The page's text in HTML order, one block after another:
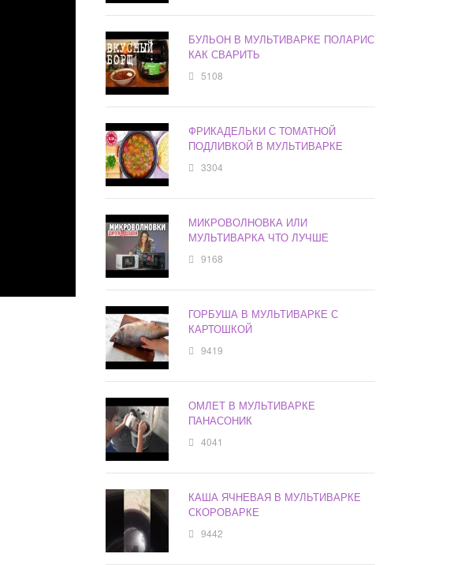
БУЛЬОН В МУЛЬТИВАРКЕ ПОЛАРИС
КАК СВАРИТЬ
5108
ФРИКАДЕЛЬКИ С ТОМАТНОЙ
ПОДЛИВКОЙ В МУЛЬТИВАРКЕ
3304
МИКРОВОЛНОВКА ИЛИ
МУЛЬТИВАРКА ЧТО ЛУЧШЕ
9168
ГОРБУША В МУЛЬТИВАРКЕ С
КАРТОШКОЙ
9419
ОМЛЕТ В МУЛЬТИВАРКЕ
ПАНАСОНИК
4041
КАША ЯЧНЕВАЯ В МУЛЬТИВАРКЕ
СКОРОВАРКЕ
9442